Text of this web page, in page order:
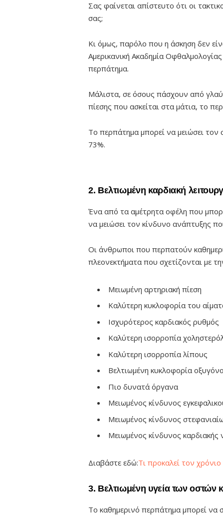
Σας φαίνεται απίστευτο ότι οι
σας;
Κι όμως, παρόλο που η άσκηση δεν
Αμερικανική Ακαδημία
περπάτημα.
Μάλιστα, σε όσους πάσχουν από
πίεσης που ασκείται στα μάτια, το
Το περπάτημα μπορεί να μειώσει
73%.
2. Βελτιωμένη καρδιακή
Ένα από τα αμέτρητα οφέλη που
να μειώσει τον κίνδυνο ανάπτυξης
Οι άνθρωποι που περπατούν
πλεονεκτήματα που σχετίζονται με
Μειωμένη αρτηριακή πίεση
Καλύτερη κυκλοφορία του
Ισχυρότερος καρδιακός ρυθμός
Καλύτερη ισορροπία
Καλύτερη ισορροπία λίπους
Βελτιωμένη κυκλοφορία
Πιο δυνατά όργανα
Μειωμένος κίνδυνος
Μειωμένος κίνδυνος
Μειωμένος κίνδυνος καρδιακής
Διαβάστε εδώ:Τι προκαλεί τον
3. Βελτιωμένη υγεία των οστών
Το καθημερινό περπάτημα μπορεί